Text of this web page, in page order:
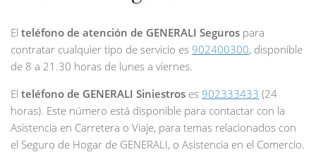
El teléfono de atención de GENERALI Seguros para
contratar cualquier tipo de servicio es 902400300, disponible
de 8 a 21.30 horas de lunes a viernes.
El teléfono de GENERALI Siniestros es 902333433 (24
horas). Este número está disponible para contactar con la
Asistencia en Carretera o Viaje, para temas relacionados con
el Seguro de Hogar de GENERALI, o Asistencia en el Comercio.